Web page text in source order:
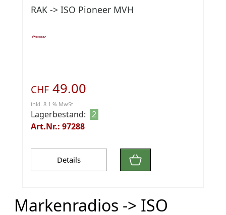
RAK -> ISO Pioneer MVH
CHF 49.00
inkl. 8.1 % MwSt.
Lagerbestand: 2
Art.Nr.: 97288
Details
Markenradios -> ISO